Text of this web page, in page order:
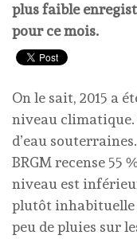
plus faible
pour ce mois.
On le sait, 2015 a
niveau climatique.
d’eau
BRGM recense 55
niveau est
plutôt inhabituelle
peu de pluies sur